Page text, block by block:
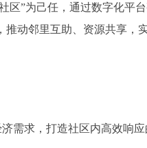
区”为己任，通过数字化平
推动邻里互助、资源共享，
需求，打造社区内高效响应